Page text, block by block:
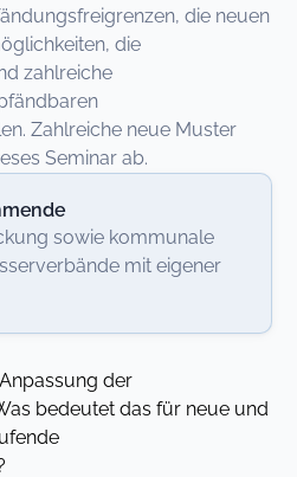
die neuen
die
zahlreiche
Zahlreiche neue Muster
Seminar ab.
sowie kommunale
mit eigener
der
bedeutet das für neue und